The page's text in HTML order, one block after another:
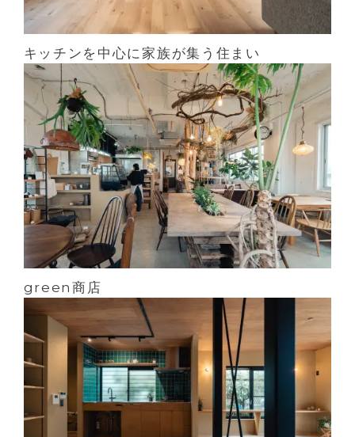
キッチンを中心に家族が集う住まい
green商店